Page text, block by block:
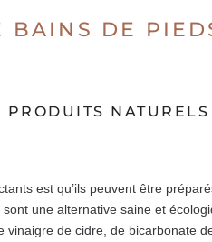
BAINS DE
est qu’ils peuvent être
une alternative saine et
vinaigre de cidre, de bicarbonate